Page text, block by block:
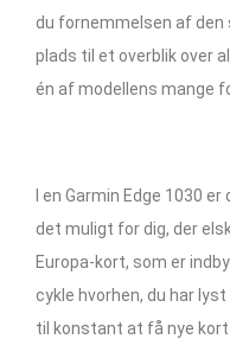
du fornemmelsen af
plads til et overblik over
én af modellens mange
I en Garmin Edge 1030
det muligt for dig, der
Europa-kort, som er
cykle hvorhen, du har
til konstant at få nye